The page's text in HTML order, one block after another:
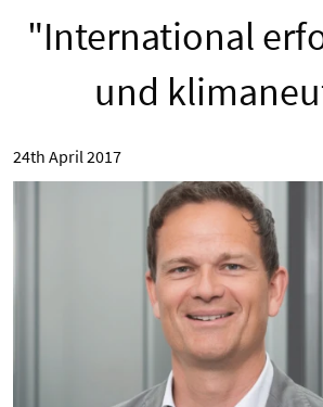
"International
und
24th April 2017